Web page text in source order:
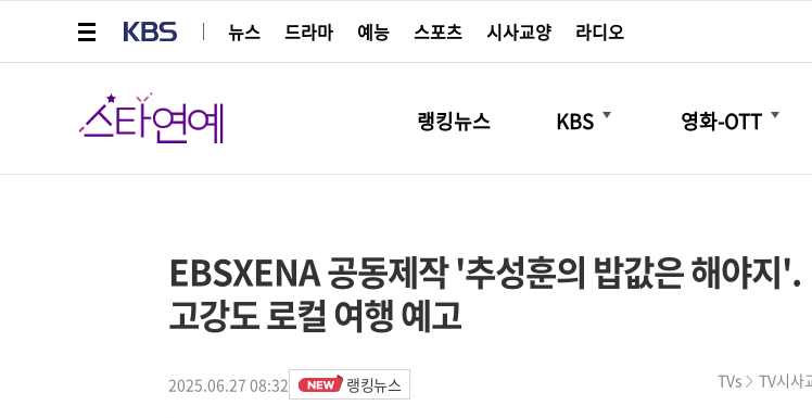
뉴스
드라마 예능 스포츠 시사교양 라디오
스타연예
랭킹뉴스 KBS
더보기
영화-OTT
더보기
EBSXENA 공동제작 '추성훈의 밥값은 해야지'.
고강도 로컬 여행 예고
2025.06.27 08:32 랭킹뉴스 TVs TV시사
페이스북
트위터
네이버
URL복사
글씨 작게보기
글씨 크게보기
스타박스